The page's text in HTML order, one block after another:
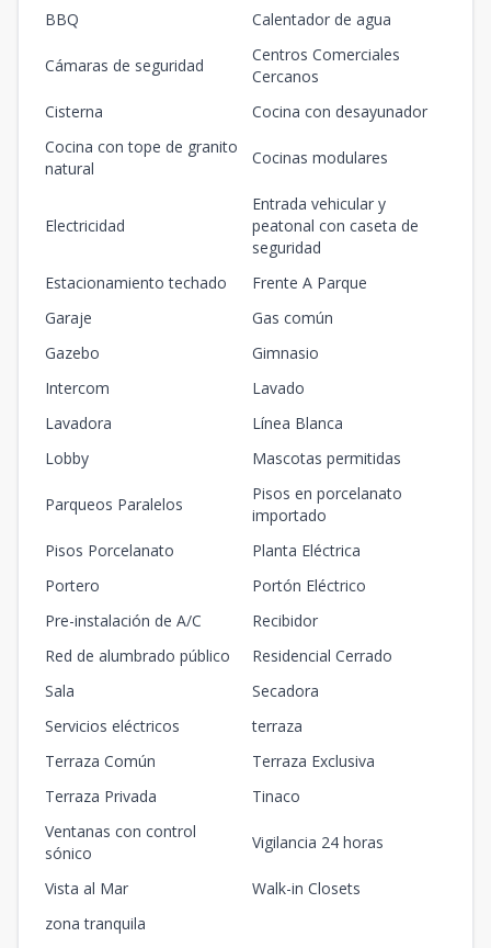
BBQ Calentador de agua
Cámaras de seguridad
Centros Comerciales
Cercanos
Cisterna
Cocina con desayunador
Cocina con tope de granito
natural
Cocinas modulares
Electricidad
Entrada vehicular y
peatonal con caseta de
seguridad
Estacionamiento techado
Frente A Parque
Garaje
Gas común
Gazebo
Gimnasio
Intercom
Lavado
Lavadora
Línea Blanca
Lobby
Mascotas permitidas
Parqueos Paralelos
Pisos en porcelanato
importado
Pisos Porcelanato
Planta Eléctrica
Portero
Portón Eléctrico
Pre-instalación de A/C
Recibidor
Red de alumbrado público
Residencial Cerrado
Sala
Secadora
Servicios eléctricos
terraza
Terraza Común
Terraza Exclusiva
Terraza Privada
Tinaco
Ventanas con control
sónico
Vigilancia 24 horas
Vista al Mar
Walk-in Closets
zona tranquila